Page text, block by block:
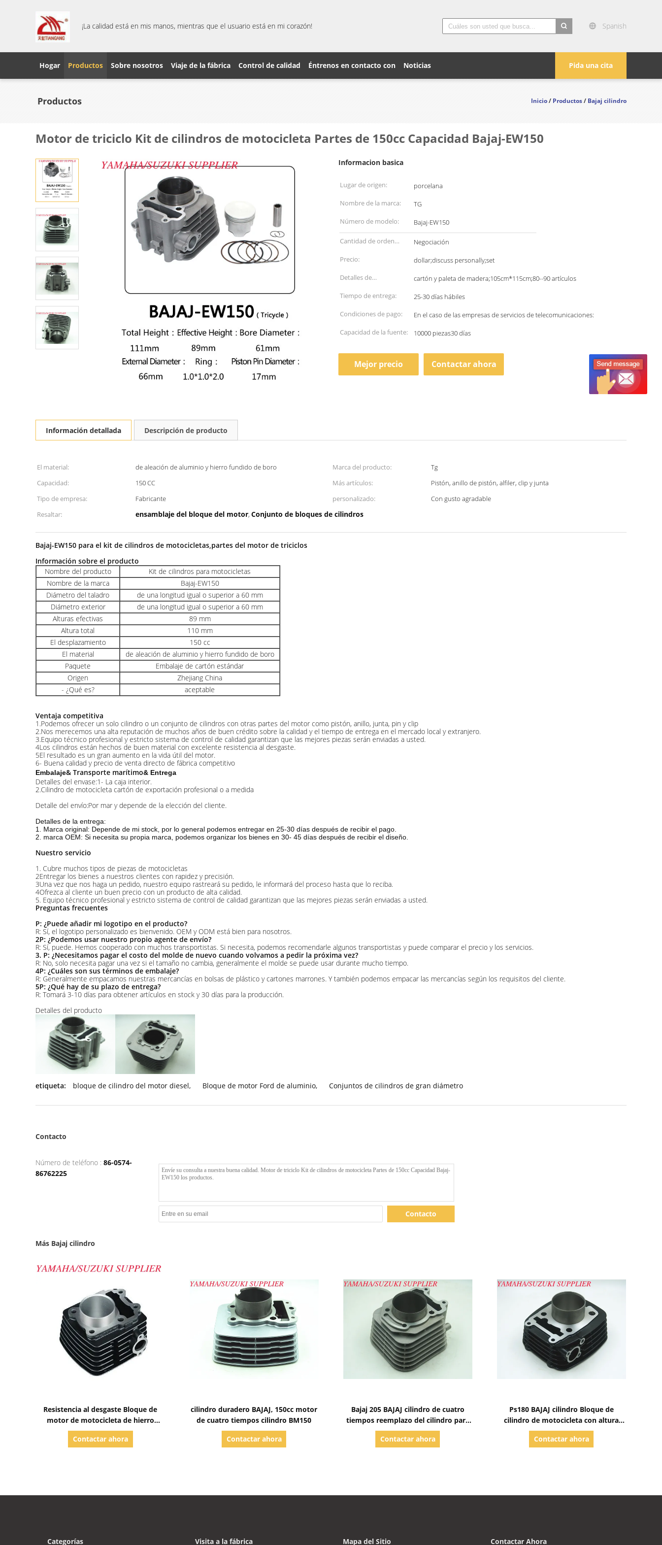
¡La calidad está en mis manos, mientras que el usuario está en mi corazón!
Spanish
Pida una cita
Hogar Productos Sobre nosotros Viaje de la fábrica Control de calidad Éntrenos en contacto con Noticias
Productos Inicio/Productos/Bajaj cilindro
Motor de triciclo Kit de cilindros de motocicleta Partes de 150cc Capacidad Bajaj-EW150
Informacion basica
Lugar de origen:
porcelana
Nombre de la marca:
TG
Número de modelo:
Bajaj-EW150
Cantidad de orden
mínima:
Negociación
Precio:
dollar;discuss personally;set
Detalles de
empaquetado:
cartón y paleta de madera;105cm*115cm;80--90 artículos
Tiempo de entrega:
25-30 días hábiles
Condiciones de pago:
En el caso de las empresas de servicios de telecomunicaciones:
Capacidad de la fuente:
10000 piezas30 días
Mejor precio Contactar ahora
Información detallada Descripción de producto
El material: de aleación de aluminio y hierro fundido de boro Marca del producto:
Tg
Capacidad:
150 CC Más artículos:
Pistón, anillo de pistón, alfiler, clip y junta
Tipo de empresa:
Fabricante personalizado:
Con gusto agradable
Resaltar:
ensamblaje del bloque del motor, Conjunto de bloques de cilindros
Bajaj-EW150 para el kit de cilindros de motocicletas,partes del motor de triciclos
Información sobre el producto
Nombre del producto
Kit de cilindros para motocicletas
Nombre de la marca
Bajaj-EW150
Diámetro del taladro
de una longitud igual o superior a 60 mm
Diámetro exterior
de una longitud igual o superior a 60 mm
Alturas efectivas
89 mm
Altura total
110 mm
El desplazamiento
150 cc
El material
de aleación de aluminio y hierro fundido de boro
Paquete
Embalaje de cartón estándar
Origen
Zhejiang China
- ¿Qué es?
aceptable
Ventaja competitiva
1.Podemos ofrecer un solo cilindro o un conjunto de cilindros con otras partes del motor como pistón, anillo, junta, pin y clip
2.Nos merecemos una alta reputación de muchos años de buen crédito sobre la calidad y el tiempo de entrega en el mercado local y extranjero.
3.Equipo técnico profesional y estricto sistema de control de calidad garantizan que las mejores piezas serán enviadas a usted.
4Los cilindros están hechos de buen material con excelente resistencia al desgaste.
5El resultado es un gran aumento en la vida útil del motor.
6- Buena calidad y precio de venta directo de fábrica competitivo
Embalaje& Transporte marítimo& Entrega
Detalles del envase:1- La caja interior.
2.Cilindro de motocicleta cartón de exportación profesional o a medida
Detalle del envío:Por mar y depende de la elección del cliente.
Detalles de la entrega:
1. Marca original: Depende de mi stock, por lo general podemos entregar en 25-30 días después de recibir el pago.
2. marca OEM: Si necesita su propia marca, podemos organizar los bienes en 30- 45 días después de recibir el diseño.
Nuestro servicio
1. Cubre muchos tipos de piezas de motocicletas
2Entregar los bienes a nuestros clientes con rapidez y precisión.
3Una vez que nos haga un pedido, nuestro equipo rastreará su pedido, le informará del proceso hasta que lo reciba.
4Ofrezca al cliente un buen precio con un producto de alta calidad.
5. Equipo técnico profesional y estricto sistema de control de calidad garantizan que las mejores piezas serán enviadas a usted.
Preguntas frecuentes
P: ¿Puede añadir mi logotipo en el producto?
R: Sí, el logotipo personalizado es bienvenido. OEM y ODM está bien para nosotros.
2P: ¿Podemos usar nuestro propio agente de envío?
R: Sí, puede. Hemos cooperado con muchos transportistas. Si necesita, podemos recomendarle algunos transportistas y puede comparar el precio y los servicios.
3. P: ¿Necesitamos pagar el costo del molde de nuevo cuando volvamos a pedir la próxima vez?
R: No, solo necesita pagar una vez si el tamaño no cambia, generalmente el molde se puede usar durante mucho tiempo.
4P: ¿Cuáles son sus términos de embalaje?
R: Generalmente empacamos nuestras mercancías en bolsas de plástico y cartones marrones. Y también podemos empacar las mercancías según los requisitos del cliente.
5P: ¿Qué hay de su plazo de entrega?
R: Tomará 3-10 días para obtener artículos en stock y 30 días para la producción.
Detalles del producto
etiqueta: bloque de cilindro del motor diesel, Bloque de motor Ford de aluminio, Conjuntos de cilindros de gran diámetro
Contacto
Número de teléfono : 86-0574-
86762225
Contacto
Más Bajaj cilindro
Resistencia al desgaste Bloque de
motor de motocicleta de hierro
fundido, Bloque de motor de hierro
53 mm Diámetro Bajaj 100
Contactar ahora
cilindro duradero BAJAJ, 150cc motor
de cuatro tiempos cilindro BM150
Contactar ahora
Bajaj 205 BAJAJ cilindro de cuatro
tiempos reemplazo del cilindro para
partes del motor de la motocicleta
Contactar ahora
Ps180 BAJAJ cilindro Bloque de
cilindro de motocicleta con altura
efectiva de 66,2 mm ISO certificado
Contactar ahora
Categorías Visita a la fábrica Mapa del Sitio Contactar Ahora